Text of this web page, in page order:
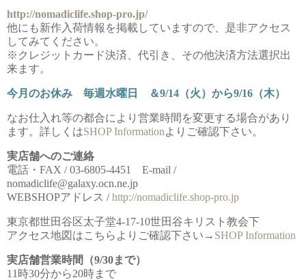
http://nomadiclife.shop-pro.jp/
他にも新作入荷情報を掲載していますので、是非アクセス
してみてください。
※クレジットカード決済、代引き、その他決済方法選択出
来ます。
今月のお休み 毎週水曜日 ＆9/14（火）から9/16（木）
なお仕入れ等の都合により営業時間を変更する場合があり
ます。詳しくはSHOP Informationよりご確認下さい。
実店舗へのご連絡
電話・FAX / 03-6805-4451 E-mail /
nomadiclife@galaxy.ocn.ne.jp
WEBSHOPアドレス /http://nomadiclife.shop-pro.jp
東京都世田谷区太子堂4-17-10世田谷キリスト教会下
アクセス地図はこちらよりご確認下さい→ SHOP Information
実店舗営業時間（9/30まで）
11時30分から20時まで